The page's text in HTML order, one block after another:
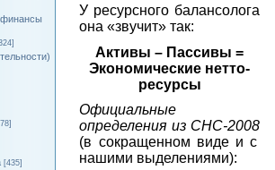
финансы
[435]
У ресурсного балансолога
она «звучит» так:
Активы – Пассивы =
Экономические нетто-
ресурсы
Официальные
определения из СНС-2008
(в сокращенном виде и с
нашими выделениями):